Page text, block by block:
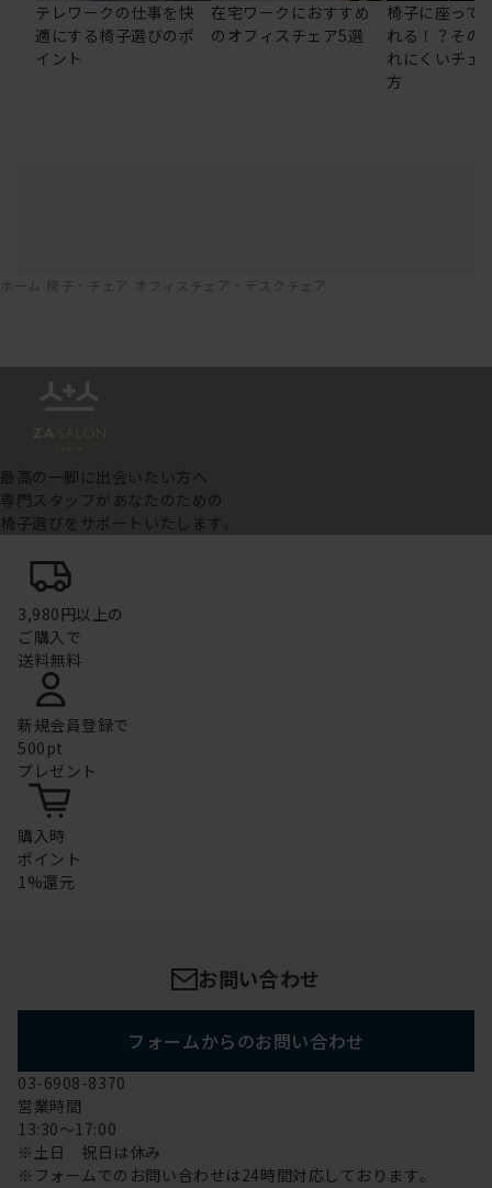
テレワークの仕事を快
適にする椅子選びのポ
イント
在宅ワークにおすすめ
のオフィスチェア5選
椅子に座って
れる！？その
れにくいチェ
方
ホーム 椅子・チェア オフィスチェア・デスクチェア
最高の一脚に出会いたい方へ
専門スタッフがあなたのための
椅子選びをサポートいたします。
3,980円以上の
ご購入で
送料無料
新規会員登録で
500pt
プレゼント
購入時
ポイント
1%還元
お問い合わせ
フォームからのお問い合わせ
03-6908-8370
営業時間
13:30～17:00
※土日 祝日は休み
※フォームでのお問い合わせは24時間対応しております。